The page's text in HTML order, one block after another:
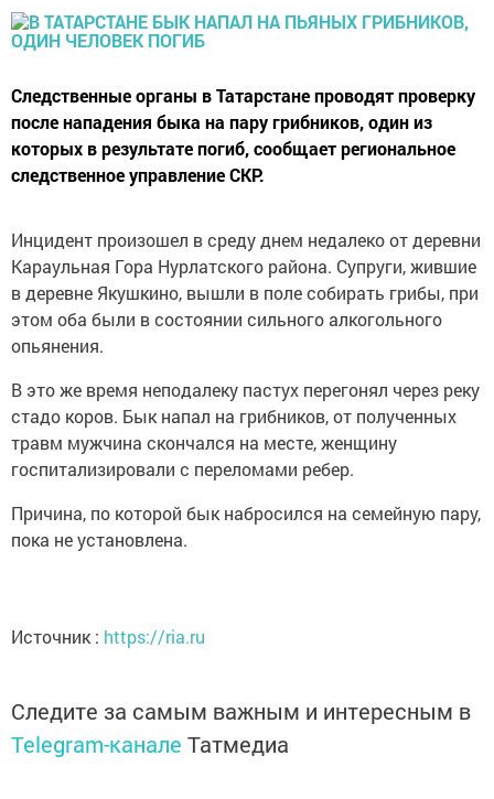
Следственные органы в Татарстане проводят проверку
после нападения быка на пару грибников, один из
которых в результате погиб, сообщает региональное
следственное управление СКР.
Инцидент произошел в среду днем недалеко от деревни
Караульная Гора Нурлатского района. Супруги, жившие
в деревне Якушкино, вышли в поле собирать грибы, при
этом оба были в состоянии сильного алкогольного
опьянения.
В это же время неподалеку пастух перегонял через реку
стадо коров. Бык напал на грибников, от полученных
травм мужчина скончался на месте, женщину
госпитализировали с переломами ребер.
Причина, по которой бык набросился на семейную пару,
пока не установлена.
Источник : https://ria.ru
Следите за самым важным и интересным в
Telegram-канале Татмедиа